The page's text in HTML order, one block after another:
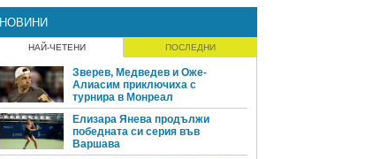
НОВИНИ
НАЙ-ЧЕТЕНИ ПОСЛЕДНИ
Зверев, Медведев и Оже-
Алиасим приключиха с
турнира в Монреал
Елизара Янева продължи
победната си серия във
Варшава